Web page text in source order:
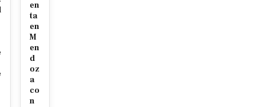
en
ta
en
M
en
d
oz
a
co
n